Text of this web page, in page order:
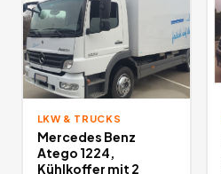
LKW & TRUCKS
Mercedes Benz
Atego 1224,
Kühlkoffer mit 2